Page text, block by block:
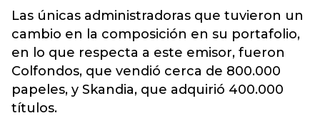
Las únicas administradoras que tuvieron un
cambio en la composición en su portafolio,
en lo que respecta a este emisor, fueron
Colfondos, que vendió cerca de 800.000
papeles, y Skandia, que adquirió 400.000
títulos.